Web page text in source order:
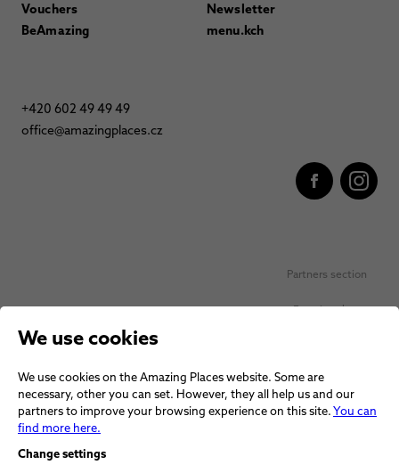
Vouchers
BeAmazing
Newsletter
menu.kch
+420 602 49 49 49
office@amazingplaces.cz
Partners section
Favorite places
Voucher terms and conditions
Terms and conditions
We use cookies
We use cookies on the Amazing Places website. Some are
necessary, other you can set. However, they all help us and our
partners to improve your browsing experience on this site.You can
find more here.
Change settings